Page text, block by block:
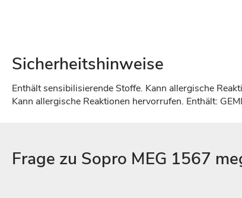
Sicherheitshinweise
Enthält sensibilisierende Stoffe. Kann allergische
Kann allergische Reaktionen hervorrufen. Enthält:
Frage zu Sopro MEG 1567